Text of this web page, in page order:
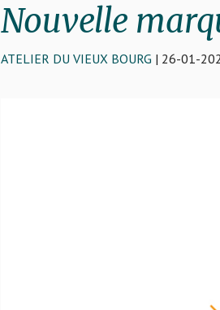
Nouvelle
ATELIER DU VIEUX BOURG | 26-01-